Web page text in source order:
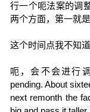
行一个呃法案的调
两个方面，第一就
这个时间点我不知
呃，会不会进行
pending. About
next remonth the